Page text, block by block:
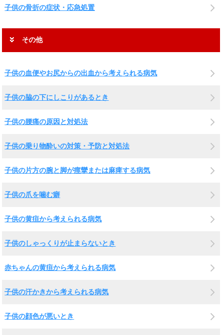
子供の骨折の症状・応急処置
その他
子供の血便やお尻からの出血から考えられる病気
子供の脇の下にしこりがあるとき
子供の腰痛の原因と対処法
子供の乗り物酔いの対策・予防と対処法
子供の片方の腕と脚が痙攣または麻痺する病気
子供の爪を噛む癖
子供の黄疸から考えられる病気
子供のしゃっくりが止まらないとき
赤ちゃんの黄疸から考えられる病気
子供の汗かきから考えられる病気
子供の顔色が悪いとき